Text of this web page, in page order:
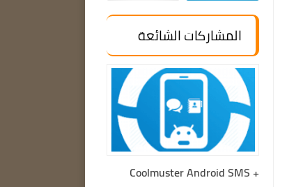
المشاركات الشائعة
Coolmuster Android SMS +